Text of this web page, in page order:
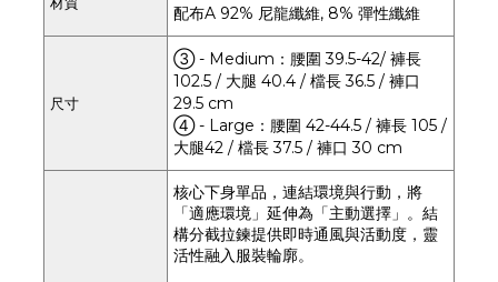
配布A 92% 尼龍纖維, 8% 彈性纖維
尺寸
③ - Medium：腰圍 39.5-42/ 褲長
102.5 / 大腿 40.4 / 檔長 36.5 / 褲口
29.5 cm
④ - Large：腰圍 42-44.5 / 褲長 105 /
大腿42 / 檔長 37.5 / 褲口 30 cm
核心下身單品，連結環境與行動，將
「適應環境」延伸為「主動選擇」。結
構分截拉鍊提供即時通風與活動度，靈
活性融入服裝輪廓。